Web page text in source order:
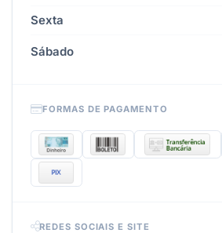
Sexta
Sábado
FORMAS DE PAGAMENTO
REDES SOCIAIS E SITE